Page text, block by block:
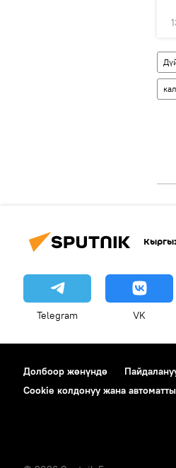
Telegram VK
Долбоор жөнүндө
Cookie колдонуу жана